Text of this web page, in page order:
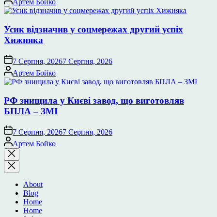
Артем Бойко
Усик відзначив у соцмережах другий успіх
Хижняка
7 Серпня, 20267 Серпня, 2026
Опубліковано
Артем Бойко
РФ знищила у Києві завод, що виготовляв
БПЛА – ЗМІ
7 Серпня, 20267 Серпня, 2026
Опубліковано
Артем Бойко
Закрити
пошук
About
Blog
Home
Home